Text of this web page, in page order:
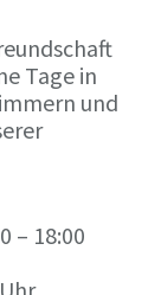
Tage in
und
– 18:00